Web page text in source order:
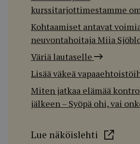
kurssitarjottimestamme
Kohtaamiset antavat
neuvontahoitaja Miia
Väriä lautaselle
Lisää väkeä
Miten jatkaa elämää
jälkeen – Syöpä ohi, vai
Lue näköislehti